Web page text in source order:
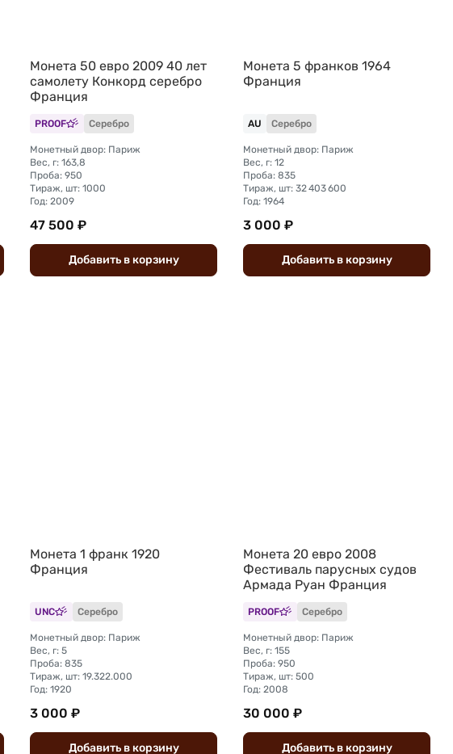
Монета 50 евро 2009 40 лет
самолету Конкорд серебро
Франция
PROOF Серебро
Монетный двор: Париж
Вес, г: 163,8
Проба: 950
Тираж, шт: 1000
Год: 2009
47 500 ₽
Добавить вкорзину
Монета 5 франков 1964
Франция
AU Серебро
Монетный двор: Париж
Вес, г: 12
Проба: 835
Тираж, шт: 32 403 600
Год: 1964
3 000 ₽
Добавить вкорзину
Монета 1 франк 1920
Франция
UNC Серебро
Монетный двор: Париж
Вес, г: 5
Проба: 835
Тираж, шт: 19.322.000
Год: 1920
3 000 ₽
Добавить вкорзину
Монета 20 евро 2008
Фестиваль парусных судов
Армада Руан Франция
PROOF Серебро
Монетный двор: Париж
Вес, г: 155
Проба: 950
Тираж, шт: 500
Год: 2008
30 000 ₽
Добавить вкорзину